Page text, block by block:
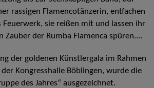
rassigen Flamencotänzerin, entfachen
Feuerwerk, sie reißen mit und lassen ihr
Zauber der Rumba Flamenca spüren....
der goldenen Künstlergala im Rahmen
Kongresshalle Böblingen, wurde die
des Jahres“ ausgezeichnet.